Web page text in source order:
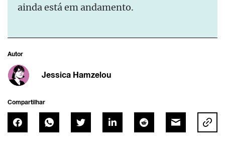
ainda está em andamento.
Autor
Jessica Hamzelou
Compartilhar